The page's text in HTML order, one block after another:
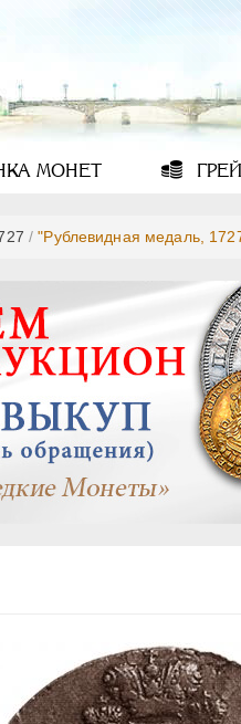
МОНЕТ
/"Рублевидная медаль,